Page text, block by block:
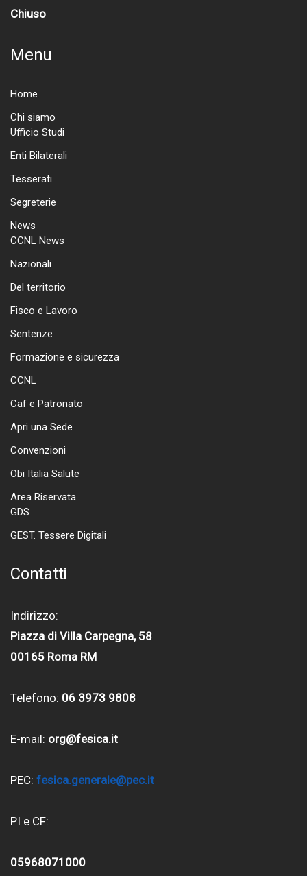
Chiuso
Menu
Home
Chi siamo
Ufficio Studi
Enti Bilaterali
Tesserati
Segreterie
News
CCNL News
Nazionali
Del territorio
Fisco e Lavoro
Sentenze
Formazione e sicurezza
CCNL
Caf e Patronato
Apri una Sede
Convenzioni
Obi Italia Salute
Area Riservata
GDS
GEST. Tessere Digitali
Contatti
Indirizzo:
Piazza di Villa Carpegna, 58
00165 Roma RM
Telefono: 06 3973 9808
E-mail: org@fesica.it
PEC: fesica.generale@pec.it
PI e CF:
05968071000